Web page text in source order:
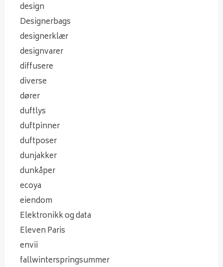
design
Designerbags
designerklær
designvarer
diffusere
diverse
dører
duftlys
duftpinner
duftposer
dunjakker
dunkåper
ecoya
eiendom
Elektronikk og data
Eleven Paris
envii
fallwinterspringsummer